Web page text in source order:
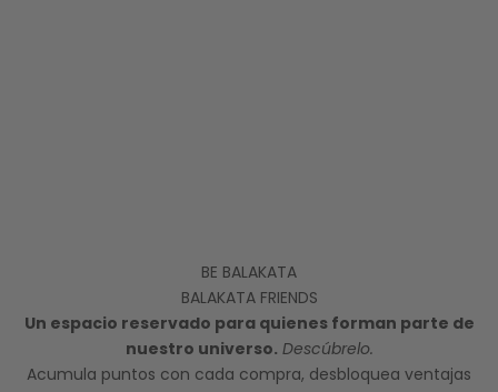
BE BALAKATA
BALAKATA FRIENDS
Un espacio reservado para quienes forman parte de
nuestro universo. Descúbrelo.
Acumula puntos con cada compra, desbloquea ventajas